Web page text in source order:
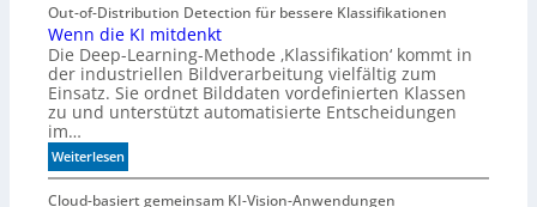
d
e
n
e
z
i
a
l
s
i
e
Out-of-Distribution Detection für bessere Klassifikationen
Wenn die KI mitdenkt
Die Deep-Learning-Methode ‚Klassifikation‘ kommt in
der industriellen Bildverarbeitung vielfältig zum
Einsatz. Sie ordnet Bilddaten vordefinierten Klassen
zu und unterstützt automatisierte Entscheidungen
im…
Weiterlesen:
W
e
Cloud-basiert gemeinsam KI-Vision-Anwendungen